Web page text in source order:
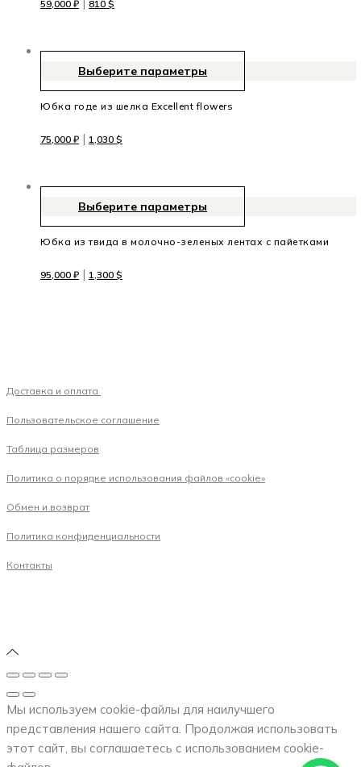
59,000 ₽ 810 $
Выберите параметры
Юбка годе из шелка Excellent flowers
75,000 ₽ | 1,030 $
Выберите параметры
Юбка из твида в молочно-зеленых лентах с пайетками
95,000 ₽ | 1,300 $
Доставка и оплата
Пользовательское соглашение
Таблица размеров
Политика о порядке использования файлов «cookie»
Обмен и возврат
Политика конфиденциальности
Контакты
Мы используем cookie-файлы для наилучшего
представления нашего сайта. Продолжая использовать
этот сайт, вы соглашаетесь с использованием cookie-